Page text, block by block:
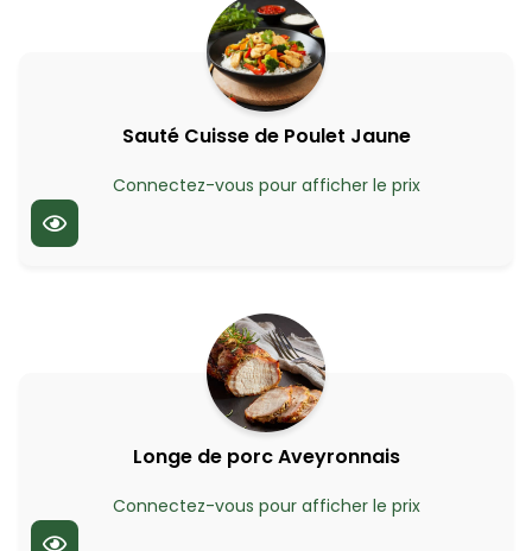
Sauté Cuisse de Poulet Jaune
Connectez-vous pour afficher le prix
Longe de porc Aveyronnais
Connectez-vous pour afficher le prix